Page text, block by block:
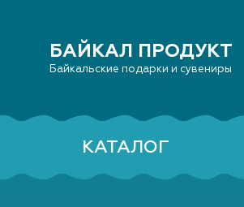
БАЙКАЛ ПРОДУКТ
Байкальские подарки и сувениры
КАТАЛОГ